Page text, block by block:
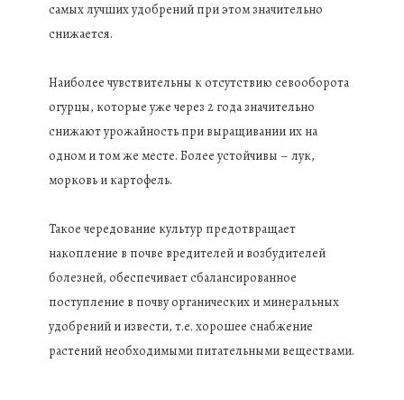
самых лучших удобрений при этом значительно
снижается.
Наиболее чувствительны к отсутствию севооборота
огурцы, которые уже через 2 года значительно
снижают урожайность при выращивании их на
одном и том же месте. Более устойчивы – лук,
морковь и картофель.
Такое чередование культур предотвращает
накопление в почве вредителей и возбудителей
болезней, обеспечивает сбалансированное
поступление в почву органических и минеральных
удобрений и извести, т.е. хорошее снабжение
растений необходимыми питательными веществами.